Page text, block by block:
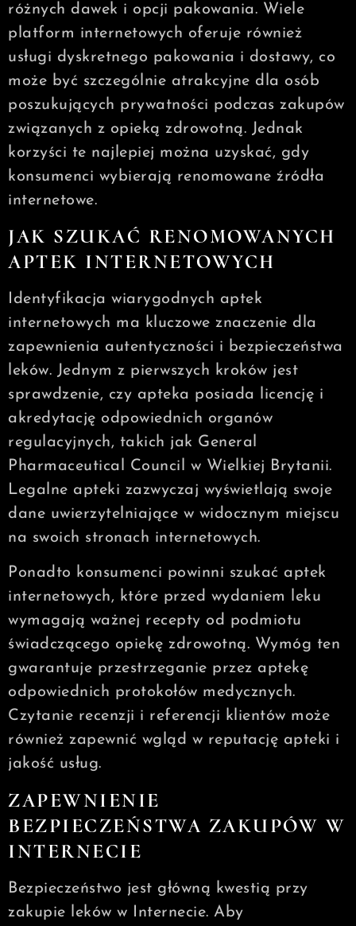
różnych dawek i opcji pakowania. Wiele
platform internetowych oferuje również
usługi dyskretnego pakowania i dostawy, co
może być szczególnie atrakcyjne dla osób
poszukujących prywatności podczas zakupów
związanych z opieką zdrowotną. Jednak
korzyści te najlepiej można uzyskać, gdy
konsumenci wybierają renomowane źródła
internetowe.
JAK SZUKAĆ RENOMOWANYCH
APTEK INTERNETOWYCH
Identyfikacja wiarygodnych aptek
internetowych ma kluczowe znaczenie dla
zapewnienia autentyczności i bezpieczeństwa
leków. Jednym z pierwszych kroków jest
sprawdzenie, czy apteka posiada licencję i
akredytację odpowiednich organów
regulacyjnych, takich jak General
Pharmaceutical Council w Wielkiej Brytanii.
Legalne apteki zazwyczaj wyświetlają swoje
dane uwierzytelniające w widocznym miejscu
na swoich stronach internetowych.
Ponadto konsumenci powinni szukać aptek
internetowych, które przed wydaniem leku
wymagają ważnej recepty od podmiotu
świadczącego opiekę zdrowotną. Wymóg ten
gwarantuje przestrzeganie przez aptekę
odpowiednich protokołów medycznych.
Czytanie recenzji i referencji klientów może
również zapewnić wgląd w reputację apteki i
jakość usług.
ZAPEWNIENIE
BEZPIECZEŃSTWA ZAKUPÓW W
INTERNECIE
Bezpieczeństwo jest główną kwestią przy
zakupie leków w Internecie. Aby